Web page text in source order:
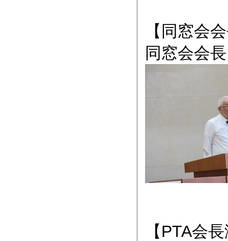
【同窓会
同窓会会
【PTA会